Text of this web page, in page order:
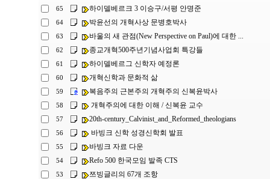
65 하이델베르크 3 이승구/서평 안명준
64 박윤선의 개혁사상 문병호박사
63 바울의 새 관점(New Perspective on Paul)에 대한 ...
62 종교개혁500주년기념사업회 특강들
61 하이델베르그 신학자 예정론
60 개혁신학과 문화적 삶
59 복음주의 근본주의 개혁주의 신복윤박사
58 개혁주의에 대한 이해 / 신복윤 교수
57 20th-century_Calvinist_and_Reformed_theologians
56 바빙크 신학 성경신학회 발표
55 바빙크 자료 다운
54 Refo 500 한국모임 발족 CTS
53 쯔빙글리의 67개 조항